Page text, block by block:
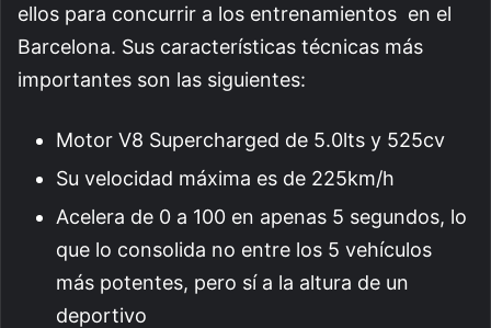
ellos para concurrir a los entrenamientos en el
Barcelona. Sus características técnicas más
importantes son las siguientes:
Motor V8 Supercharged de 5.0lts y 525cv
Su velocidad máxima es de 225km/h
Acelera de 0 a 100 en apenas 5 segundos, lo
que lo consolida no entre los 5 vehículos
más potentes, pero sí a la altura de un
deportivo